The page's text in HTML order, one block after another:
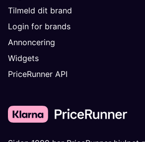
Tilmeld dit brand
Login for brands
Annoncering
Widgets
PriceRunner API